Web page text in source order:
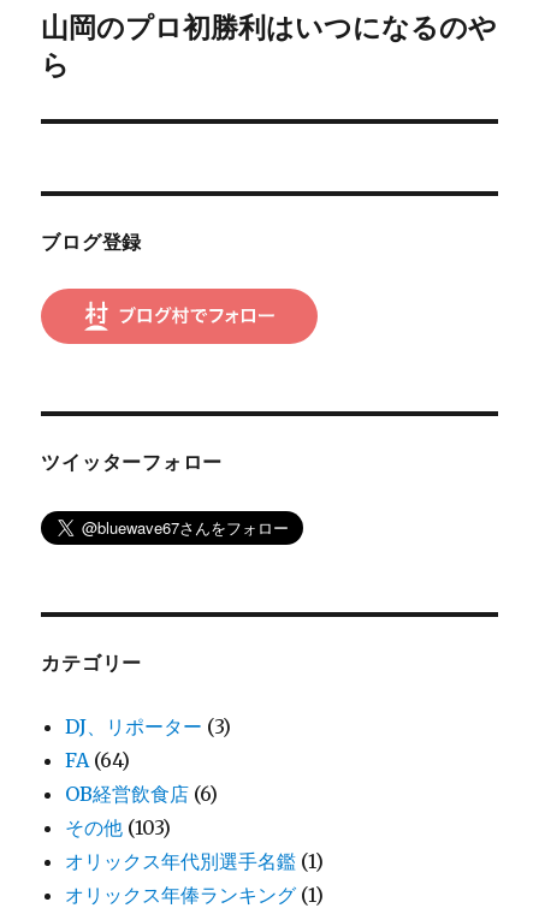
ゲ
ー
シ
ン
次
の
稿:
山岡のプロ初勝利はいつになるのや
ら
ブログ登録
ツイッターフォロー
カテゴリー
DJ、リポーター (3)
FA (64)
OB経営飲食店 (6)
その他 (103)
オリックス年代別選手名鑑 (1)
オリックス年俸ランキング (1)